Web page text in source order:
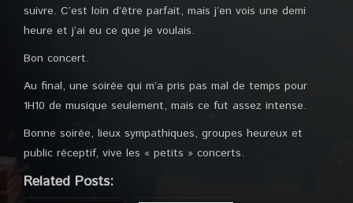
suivre. C’est loin d’être parfait, mais j’en vois une demi
heure et j’ai eu ce que je voulais.
Bon concert.
Au final, une soirée qui m’a pris pas mal de temps pour
1H10 de musique seulement, mais ce fut assez intense.
Bonne soirée, lieux sympathiques, groupes heureux et
public réceptif, vive les « petits » concerts.
Related Posts: